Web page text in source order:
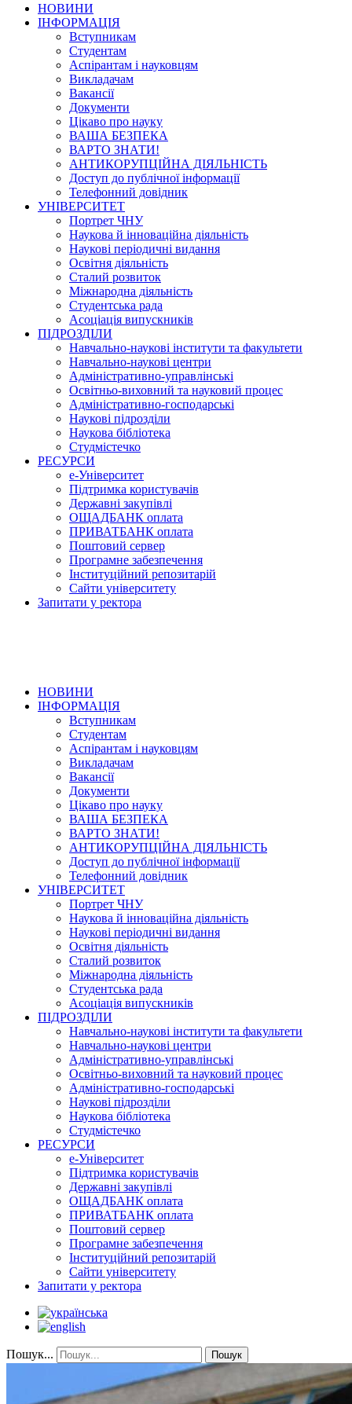
НОВИНИ
ІНФОРМАЦІЯ
Вступникам
Студентам
Аспірантам і науковцям
Викладачам
Вакансії
Документи
Цікаво про науку
ВАША БЕЗПЕКА
ВАРТО ЗНАТИ!
АНТИКОРУПЦІЙНА ДІЯЛЬНІСТЬ
Доступ до публічної інформації
Телефонний довідник
УНІВЕРСИТЕТ
Портрет ЧНУ
Наукова й інноваційна діяльність
Наукові періодичні видання
Освітня діяльність
Сталий розвиток
Міжнародна діяльність
Студентська рада
Асоціація випускників
ПІДРОЗДІЛИ
Навчально-наукові інститути та факультети
Навчально-наукові центри
Адміністративно-управлінські
Освітньо-виховний та науковий процес
Адміністративно-господарські
Наукові підрозділи
Наукова бібліотека
Студмістечко
РЕСУРСИ
е-Університет
Підтримка користувачів
Державні закупівлі
ОЩАДБАНК оплата
ПРИВАТБАНК оплата
Поштовий сервер
Програмне забезпечення
Інституційний репозитарій
Сайти університету
Запитати у ректора
НОВИНИ
ІНФОРМАЦІЯ
Вступникам
Студентам
Аспірантам і науковцям
Викладачам
Вакансії
Документи
Цікаво про науку
ВАША БЕЗПЕКА
ВАРТО ЗНАТИ!
АНТИКОРУПЦІЙНА ДІЯЛЬНІСТЬ
Доступ до публічної інформації
Телефонний довідник
УНІВЕРСИТЕТ
Портрет ЧНУ
Наукова й інноваційна діяльність
Наукові періодичні видання
Освітня діяльність
Сталий розвиток
Міжнародна діяльність
Студентська рада
Асоціація випускників
ПІДРОЗДІЛИ
Навчально-наукові інститути та факультети
Навчально-наукові центри
Адміністративно-управлінські
Освітньо-виховний та науковий процес
Адміністративно-господарські
Наукові підрозділи
Наукова бібліотека
Студмістечко
РЕСУРСИ
е-Університет
Підтримка користувачів
Державні закупівлі
ОЩАДБАНК оплата
ПРИВАТБАНК оплата
Поштовий сервер
Програмне забезпечення
Інституційний репозитарій
Сайти університету
Запитати у ректора
Пошук... Пошук